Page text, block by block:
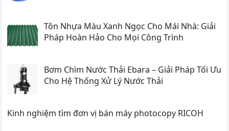
Tôn Nhựa Màu Xanh Ngọc Cho Mái Nhà: Giải
Pháp Hoàn Hảo Cho Mọi Công Trình
Bơm Chìm Nước Thải Ebara – Giải Pháp Tối Ưu
Cho Hệ Thống Xử Lý Nước Thải
Kinh nghiệm tìm đơn vị bán máy photocopy RICOH